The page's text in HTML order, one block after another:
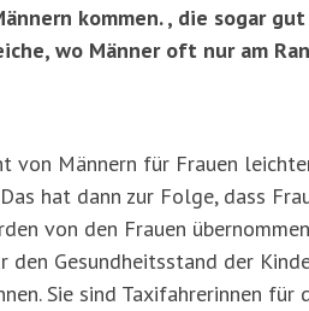
kommen. , die sogar
wo Männer oft nur am
von Männern für Frauen
hat dann zur Folge, dass
von den Frauen
den Gesundheitsstand der
Sie sind Taxifahrerinnen